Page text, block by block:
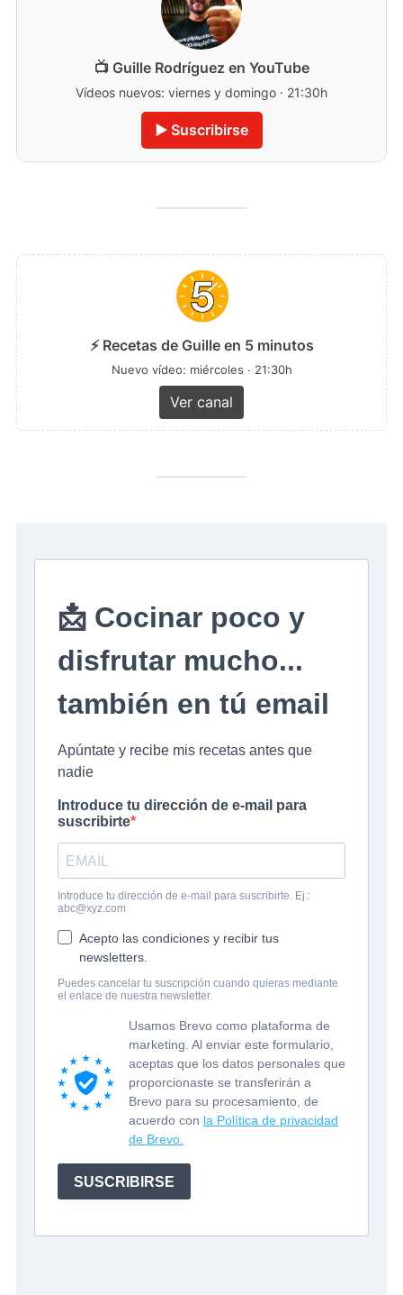
📺 Guille Rodríguez en YouTube
Vídeos nuevos: viernes y domingo · 21:30h
▶️ Suscribirse
⚡ Recetas de Guille en 5 minutos
Nuevo vídeo: miércoles · 21:30h
Ver canal